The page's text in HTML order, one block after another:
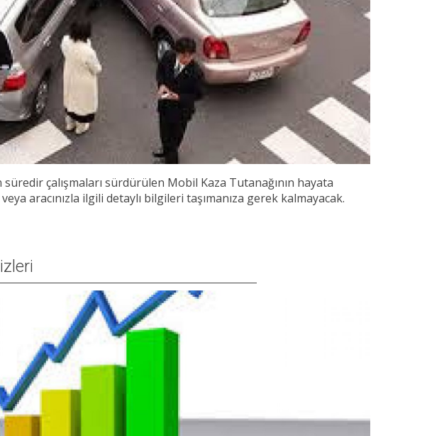
çalışmaları sürdürülen Mobil Kaza Tutanağının hayata
aracınızla ilgili detaylı bilgileri taşımanıza gerek kalmayacak.